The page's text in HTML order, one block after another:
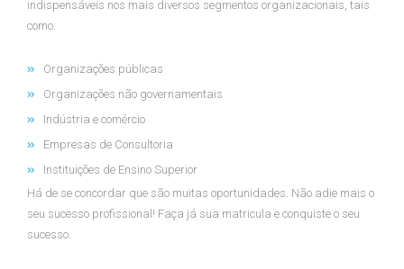
indispensáveis nos mais diversos segmentos organizacionais, tais
como:
Organizações públicas
Organizações não governamentais
Indústria e comércio
Empresas de Consultoria
Instituições de Ensino Superior
Há de se concordar que são muitas oportunidades. Não adie mais o
seu sucesso profissional! Faça já sua matricula e conquiste o seu
sucesso.